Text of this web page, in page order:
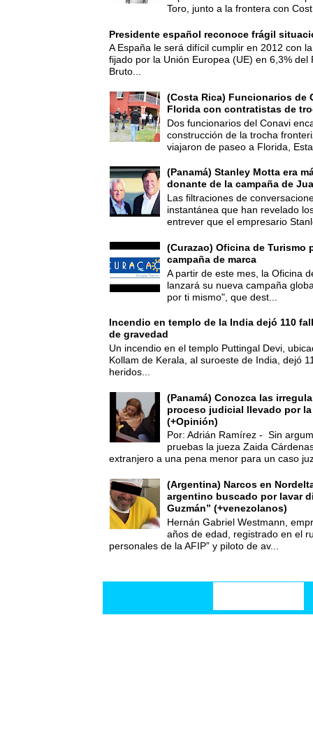
Toro, junto a la frontera con
Presidente español reconoce frágil
A España le será difícil cumplir en 2012 con
fijado por la Unión Europea (UE) en 6,3% del
Bruto...
(Costa Rica) Funcionarios de
Florida con contratistas de
Dos funcionarios del Conavi
construcción de la trocha
viajaron de paseo a Florida,
(Panamá) Stanley Motta era
donante de la campaña de
Las filtraciones de
instantánea que han revelado
entrever que el empresario
(Curazao) Oficina de Turismo
campaña de marca
A partir de este mes, la Oficina
lanzará su nueva campaña
por ti mismo", que dest...
Incendio en templo de la India dejó 110
de gravedad
Un incendio en el templo Puttingal Devi,
Kollam de Kerala, al suroeste de India, dejó
heridos...
(Panamá) Conozca las
proceso judicial llevado por
(+Opinión)
Por: Adrián Ramírez - Sin
pruebas la jueza Zaida
extranjero a una pena menor para un caso
(Argentina) Narcos en
argentino buscado por lavar
Guzmán” (+venezolanos)
Hernán Gabriel Westmann,
años de edad, registrado en el
personales de la AFIP” y piloto de av...